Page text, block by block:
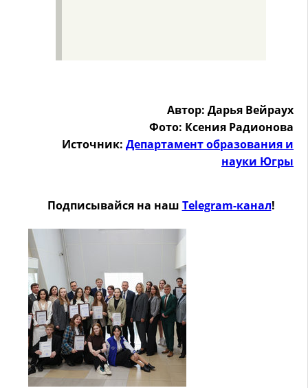
Автор: Дарья Вейраух
Фото: Ксения Радионова
Источник: Департамент образования и
науки Югры
Подписывайся на наш Telegram-канал!